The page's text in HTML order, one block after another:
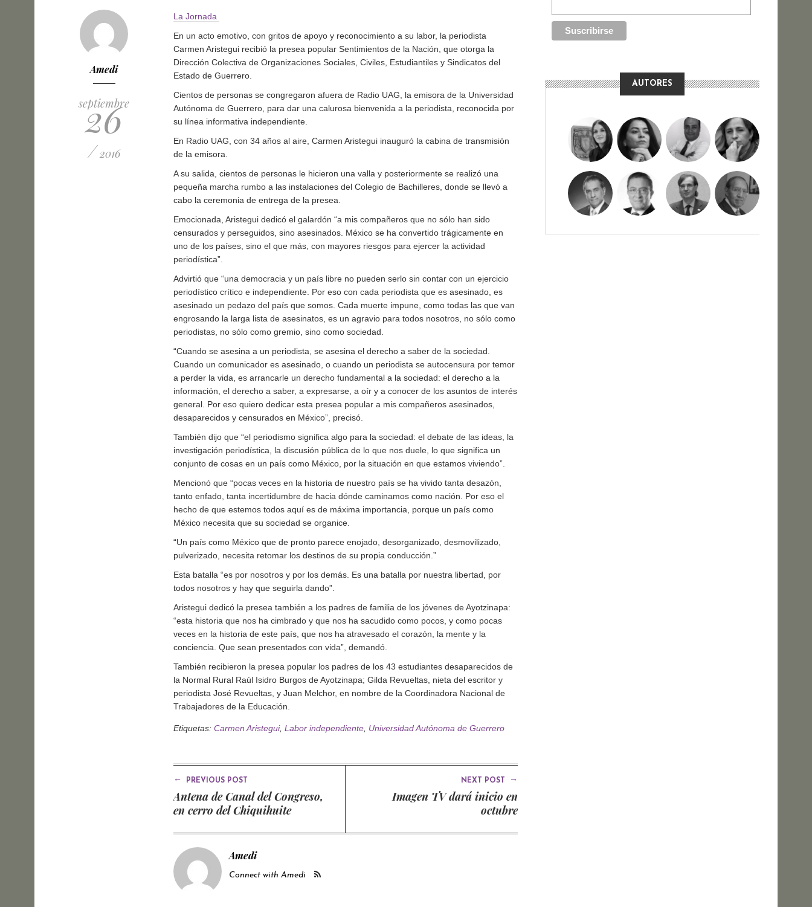
Amedi
septiembre
26
/ 2016
La Jornada
En un acto emotivo, con gritos de apoyo y reconocimiento a su labor, la periodista
Carmen Aristegui recibió la presea popular Sentimientos de la Nación, que otorga la
Dirección Colectiva de Organizaciones Sociales, Civiles, Estudiantiles y Sindicatos del
Estado de Guerrero.
Cientos de personas se congregaron afuera de Radio UAG, la emisora de la Universidad
Autónoma de Guerrero, para dar una calurosa bienvenida a la periodista, reconocida por
su línea informativa independiente.
En Radio UAG, con 34 años al aire, Carmen Aristegui inauguró la cabina de transmisión
de la emisora.
A su salida, cientos de personas le hicieron una valla y posteriormente se realizó una
pequeña marcha rumbo a las instalaciones del Colegio de Bachilleres, donde se llevó a
cabo la ceremonia de entrega de la presea.
Emocionada, Aristegui dedicó el galardón
a mis compañeros que no sólo han sido
censurados y perseguidos, sino asesinados. México se ha convertido trágicamente en
uno de los países, sino el que más, con mayores riesgos para ejercer la actividad
periodística
Advirtió que “una democracia y un país libre no pueden serlo sin contar con un ejercicio
periodístico crítico e independiente. Por eso con cada periodista que es asesinado, es
asesinado un pedazo del país que somos. Cada muerte impune, como todas las que van
engrosando la larga lista de asesinatos, es un agravio para todos nosotros, no sólo como
periodistas, no sólo como gremio, sino como sociedad.
Cuando se asesina a un periodista, se asesina el derecho a saber de la sociedad.
Cuando un comunicador es asesinado, o cuando un periodista se autocensura por temor
a perder la vida, es arrancarle un derecho fundamental a la sociedad: el derecho a la
información, el derecho a saber, a expresarse, a oír y a conocer de los asuntos de interés
general. Por eso quiero dedicar esta presea popular a mis compañeros asesinados,
desaparecidos y censurados en México
, precisó.
También dijo que el periodismo significa algo para la sociedad: el debate de las ideas, la
investigación periodística, la discusión pública de lo que nos duele, lo que significa un
conjunto de cosas en un país como México, por la situación en que estamos viviendo
Mencionó que “pocas veces en la historia de nuestro país se ha vivido tanta desazón,
tanto enfado, tanta incertidumbre de hacia dónde caminamos como nación. Por eso el
hecho de que estemos todos aquí es de máxima importancia, porque un país como
México necesita que su sociedad se organice.
Un país como México que de pronto parece enojado, desorganizado, desmovilizado,
pulverizado, necesita retomar los destinos de su propia conducción.
Esta batalla
es por nosotros y por los demás. Es una batalla por nuestra libertad, por
todos nosotros y hay que seguirla dando
Aristegui dedicó la presea también a los padres de familia de los jóvenes de Ayotzinapa:
esta historia que nos ha cimbrado y que nos ha sacudido como pocos, y como pocas
veces en la historia de este país, que nos ha atravesado el corazón, la mente y la
conciencia. Que sean presentados con vida
, demandó.
También recibieron la presea popular los padres de los 43 estudiantes desaparecidos de
la Normal Rural Raúl Isidro Burgos de Ayotzinapa; Gilda Revueltas, nieta del escritor y
periodista José Revueltas, y Juan Melchor, en nombre de la Coordinadora Nacional de
Trabajadores de la Educación.
Etiquetas: Carmen Aristegui, Labor independiente Universidad Autónoma de Guerrero
← PREVIOUS POST
Antena de Canal del Congreso,
en cerro del Chiquihuite
NEXT POST →
Imagen TV dará inicio en
octubre
Amedi
Connect with Amedi
AUTORES